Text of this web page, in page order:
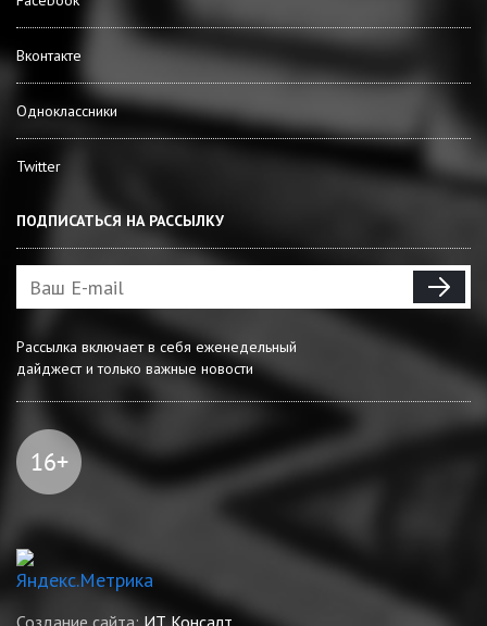
Вконтакте
Одноклассники
Twitter
ПОДПИСАТЬСЯ НА РАССЫЛКУ
Рассылка включает в себя еженедельный
дайджест и только важные новости